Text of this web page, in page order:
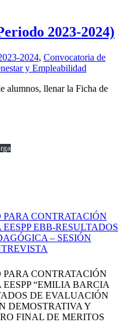
2023-2024)
2024, Convocatoria de
y Empleabilidad
alumnos, llenar la Ficha de
CONTRATACIÓN
EBB-RESULTADOS
– SESIÓN
CONTRATACIÓN
“EMILIA BARCIA
DE EVALUACIÓN
DEMOSTRATIVA Y
FINAL DE MERITOS